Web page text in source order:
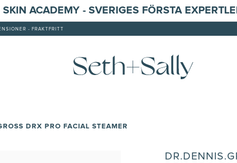
ACADEMY - SVERIGES FÖRSTA
- FRAKTFRITT
DRX PRO FACIAL STEAMER